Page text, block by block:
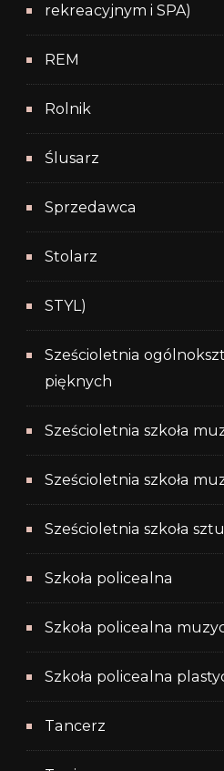
rekreacyjnym i SPA)
REM
Rolnik
Ślusarz
Sprzedawca
Stolarz
STYL)
Sześcioletnia
pięknych
Sześcioletnia szkoła
Sześcioletnia szkoła
Sześcioletnia szkoła
Szkoła policealna
Szkoła policealna
Szkoła policealna
Tancerz